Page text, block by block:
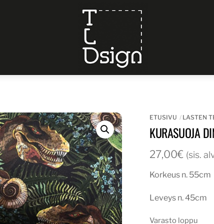
ETUSIVU LASTEN
KURASUOJA
27,00€ (sis.
Korkeus n. 55cm
Leveys n. 45cm
Varasto loppu